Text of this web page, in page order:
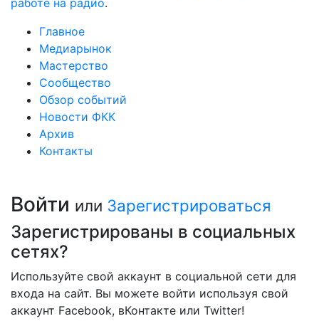
работе на радио.
Главное
Медиарынок
Мастерство
Сообщество
Обзор событий
Новости ФКК
Архив
Контакты
Войти или Зарегистрироваться
Зарегистрированы в социальных
сетях?
Используйте свой аккаунт в социальной сети для
входа на сайт. Вы можете войти используя свой
аккаунт Facebook, вКонтакте или Twitter!